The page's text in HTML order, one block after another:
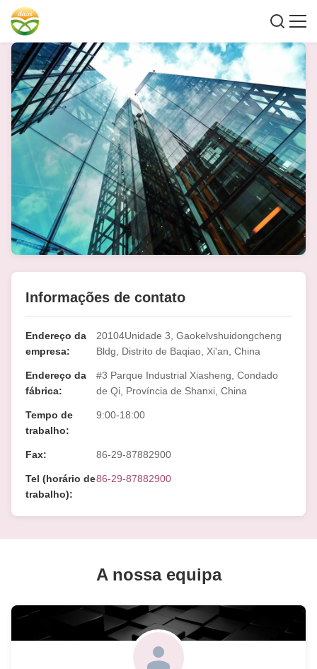
Informações de contato
Endereço da
empresa:
20104Unidade 3, Gaokelvshuidongcheng
Bldg, Distrito de Baqiao, Xi'an, China
Endereço da
fábrica:
#3 Parque Industrial Xiasheng, Condado
de Qi, Província de Shanxi, China
Tempo de
trabalho:
9:00-18:00
Fax: 86-29-87882900
Tel (horário de
trabalho):
86-29-87882900
A nossa equipa